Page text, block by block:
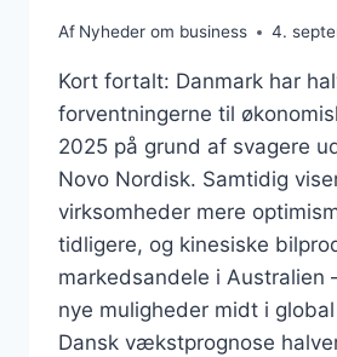
Af Nyheder om business 4.
Kort fortalt: Danmark har
forventningerne til
2025 på grund af svagere
Novo Nordisk. Samtidig
virksomheder mere
tidligere, og kinesiske
markedsandele i
nye muligheder midt i
Dansk vækstprognose